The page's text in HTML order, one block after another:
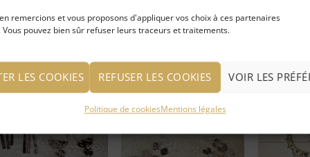
remercions et vous proposons d'appliquer vos choix à ces partenaires
Vous pouvez bien sûr refuser leurs traceurs et traitements.
LES COOKIES REFUSER LES COOKIES VOIR LES
Politique de cookiesMentions légales
LA SUITE
pour voir
LIRE LA SUITE
Se connecter pour voir
le prix
Se
le prix
Ajouter
à ma
Ajouter
à ma